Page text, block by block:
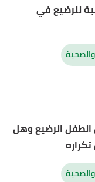
للرضيع في
الرضيع وهل